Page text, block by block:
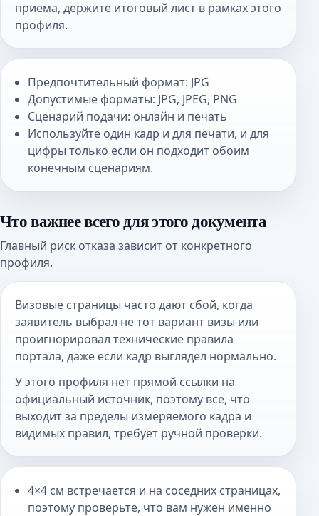
приема, держите итоговый лист в рамках этого
профиля.
Предпочтительный формат: JPG
Допустимые форматы: JPG, JPEG, PNG
Сценарий подачи: онлайн и печать
Используйте один кадр и для печати, и для
цифры только если он подходит обоим
конечным сценариям.
Что важнее всего для этого документа
Главный риск отказа зависит от конкретного
профиля.
Визовые страницы часто дают сбой, когда
заявитель выбрал не тот вариант визы или
проигнорировал технические правила
портала, даже если кадр выглядел нормально.
У этого профиля нет прямой ссылки на
официальный источник, поэтому все, что
выходит за пределы измеряемого кадра и
видимых правил, требует ручной проверки.
4×4 см встречается и на соседних страницах,
поэтому проверьте, что вам нужен именно